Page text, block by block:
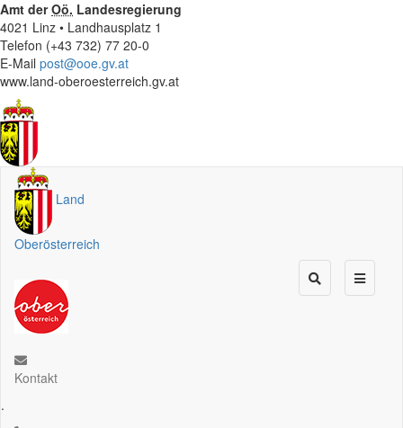
Amt derOö. Landesregierung
4021 Linz • Landhausplatz 1
Telefon (+43 732) 77 20-0
E-Mail post@ooe.gv.at
www.land-oberoesterreich.gv.at
Land
Oberösterreich
Kontakt
.